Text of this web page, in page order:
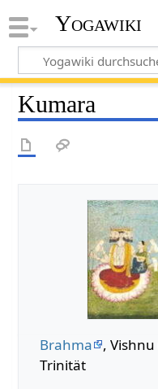
Yogawiki
Kumara
Brahma
,
Trinität